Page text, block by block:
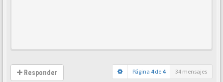
Responder Página 4de 4 34 mensajes